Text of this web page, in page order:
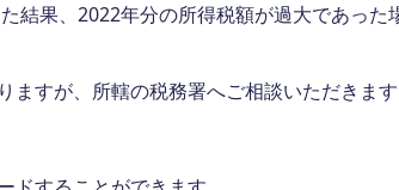
結果、2022年分の所得税額が過大であった
すが、所轄の税務署へご相談いただきます